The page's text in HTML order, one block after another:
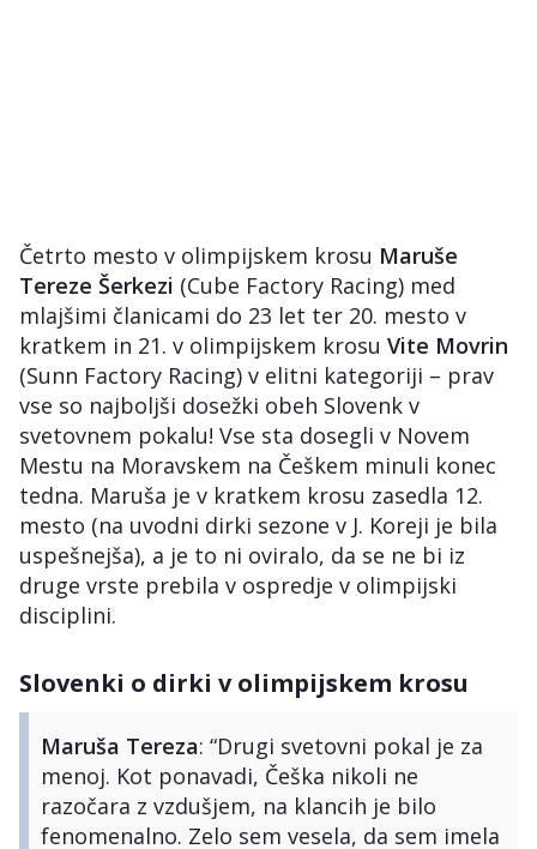
Četrto mesto v olimpijskem krosu Maruše
Tereze Šerkezi (Cube Factory Racing) med
mlajšimi članicami do 23 let ter 20. mesto v
kratkem in 21. v olimpijskem krosu Vite Movrin
(Sunn Factory Racing) v elitni kategoriji – prav
vse so najboljši dosežki obeh Slovenk v
svetovnem pokalu! Vse sta dosegli v Novem
Mestu na Moravskem na Češkem minuli konec
tedna. Maruša je v kratkem krosu zasedla 12.
mesto (na uvodni dirki sezone v J. Koreji je bila
uspešnejša), a je to ni oviralo, da se ne bi iz
druge vrste prebila v ospredje v olimpijski
disciplini.
Slovenki o dirki v olimpijskem krosu
Maruša Tereza: “Drugi svetovni pokal je za
menoj. Kot ponavadi, Češka nikoli ne
razočara z vzdušjem, na klancih je bilo
fenomenalno. Zelo sem vesela, da sem imela